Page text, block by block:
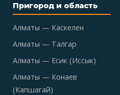
Пригород и область
Алматы — Каскелен
Алматы — Талгар
Алматы — Есик (Иссык)
Алматы — Конаев
(Капшагай)